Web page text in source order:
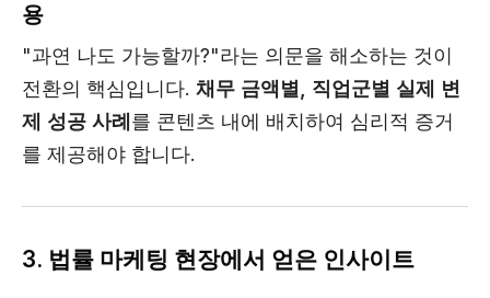
용
"과연 나도 가능할까?"라는 의문을 해소하는 것이
전환의 핵심입니다. 채무 금액별, 직업군별 실제 변
제 성공 사례 를 콘텐츠 내에 배치하여 심리적 증거
를 제공해야 합니다.
3. 법률 마케팅 현장에서 얻은 인사이트